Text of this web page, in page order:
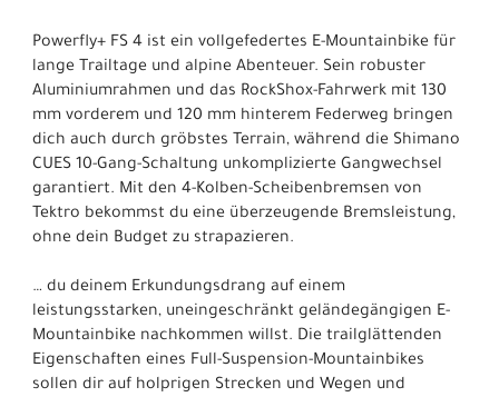
Powerfly+ FS 4 ist ein vollgefedertes E-Mountainbike für
lange Trailtage und alpine Abenteuer. Sein robuster
Aluminiumrahmen und das RockShox-Fahrwerk mit 130
mm vorderem und 120 mm hinterem Federweg bringen
dich auch durch gröbstes Terrain, während die Shimano
CUES 10-Gang-Schaltung unkomplizierte Gangwechsel
garantiert. Mit den 4-Kolben-Scheibenbremsen von
Tektro bekommst du eine überzeugende Bremsleistung,
ohne dein Budget zu strapazieren.
… du deinem Erkundungsdrang auf einem
leistungsstarken, uneingeschränkt geländegängigen E-
Mountainbike nachkommen willst. Die trailglättenden
Eigenschaften eines Full-Suspension-Mountainbikes
sollen dir auf holprigen Strecken und Wegen und